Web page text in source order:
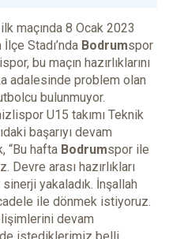
maçında 8 Ocak 2023
İlçe Stadı’nda Bodrumspor
bu maçın hazırlıklarını
adalesinde problem olan
bulunmuyor.
U15 takımı Teknik
başarıyı devam
“Bu hafta Bodrumspor ile
Devre arası hazırlıkları
yakaladık. İnşallah
ile dönmek istiyoruz.
devam